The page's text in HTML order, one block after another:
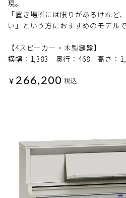
現。
「置き場所には限りがあるけれど
い」という方におすすめのモデルで
【4スピーカー・木製鍵盤】
横幅：1,383 奥行：468 高さ：
¥ 266,200 税込